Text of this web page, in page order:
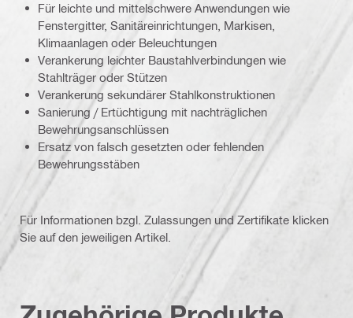
Für leichte und mittelschwere Anwendungen wie
Fenstergitter, Sanitäreinrichtungen, Markisen,
Klimaanlagen oder Beleuchtungen
Verankerung leichter Baustahlverbindungen wie
Stahlträger oder Stützen
Verankerung sekundärer Stahlkonstruktionen
Sanierung / Ertüchtigung mit nachträglichen
Bewehrungsanschlüssen
Ersatz von falsch gesetzten oder fehlenden
Bewehrungsstäben
Für Informationen bzgl. Zulassungen und Zertifikate klicken
Sie auf den jeweiligen Artikel.